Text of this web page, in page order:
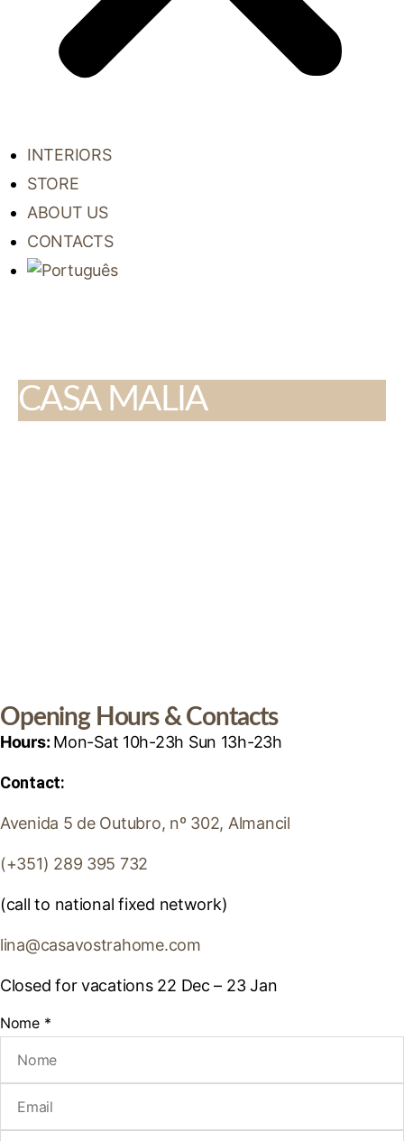
INTERIORS
STORE
ABOUT US
CONTACTS
CASA MALIA
Opening Hours & Contacts
Hours: Mon-Sat 10h-23h Sun 13h-23h
Contact:
Avenida 5 de Outubro, nº 302, Almancil
(+351) 289 395 732
(call to national fixed network)
lina@casavostrahome.com
Closed for vacations 22 Dec – 23 Jan
Nome *
m